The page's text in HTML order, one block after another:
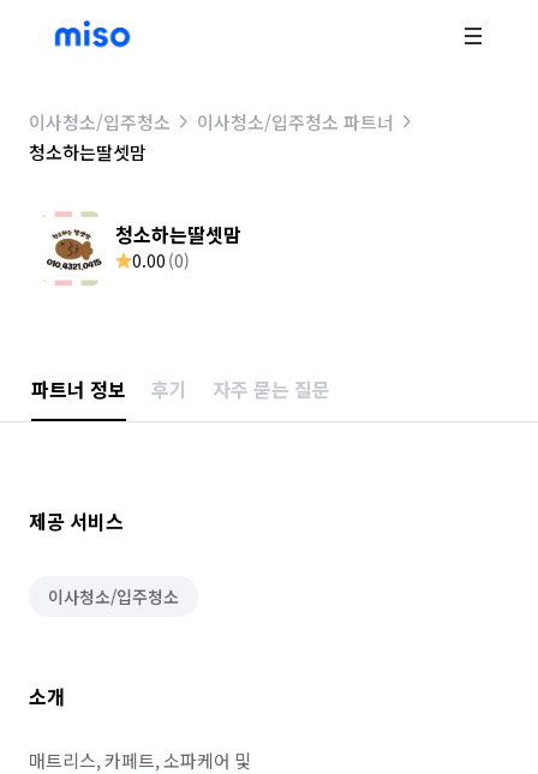
이사청소/입주청소
이사청소/입주청소 파트너
청소하는딸셋맘
청소하는딸셋맘
0.00 (0)
파트너 정보 후기 자주 묻는 질문
제공 서비스
이사청소/입주청소
소개
매트리스, 카페트, 소파케어 및